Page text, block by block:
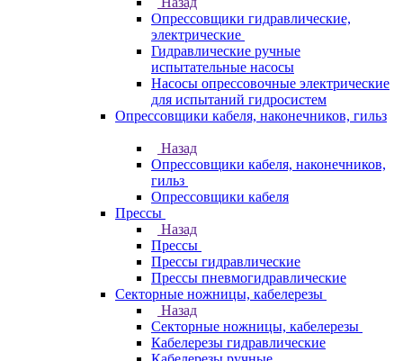
Опрессовщики гидравлические,
электрические
Гидравлические ручные
испытательные насосы
Насосы опрессовочные электрические
для испытаний гидросистем
Опрессовщики кабеля, наконечников, гильз
Назад
Опрессовщики кабеля, наконечников,
гильз
Опрессовщики кабеля
Прессы
Назад
Прессы
Прессы гидравлические
Прессы пневмогидравлические
Секторные ножницы, кабелерезы
Назад
Секторные ножницы, кабелерезы
Кабелерезы гидравлические